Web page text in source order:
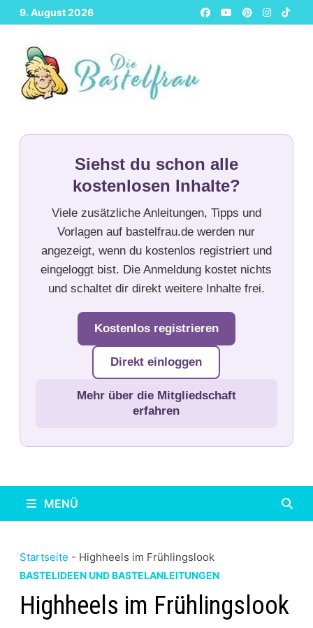
Zurück
zum
Inhalt
9. August 2026
Siehst du schon alle
kostenlosen Inhalte?
Viele zusätzliche Anleitungen, Tipps und
Vorlagen auf bastelfrau.de werden nur
angezeigt, wenn du kostenlos registriert und
eingeloggt bist. Die Anmeldung kostet nichts
und schaltet dir direkt weitere Inhalte frei.
Kostenlos registrieren
Direkt einloggen
Mehr über die Mitgliedschaft
erfahren
MENÜ
Startseite - Highheels im Frühlingslook
BASTELIDEEN UND BASTELANLEITUNGEN
Highheels im Frühlingslook